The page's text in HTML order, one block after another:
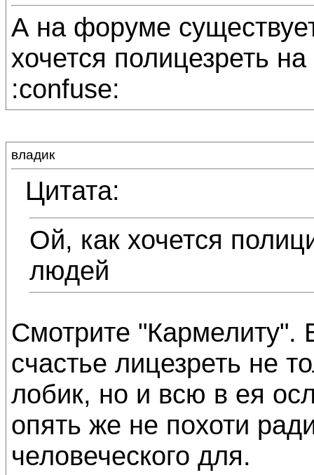
А на форуме
хочется полицезреть
:confuse:
владик
Цитата:
Ой, как хочется
людей
Смотрите "Кармелиту".
счастье лицезреть не
лобик, но и всю в ея
опять же не похоти
человеческого для.